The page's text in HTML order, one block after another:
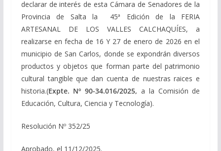
declarar de interés de esta Cámara de Senadores de la
Provincia de Salta la 45ª Edición de la FERIA
ARTESANAL DE LOS VALLES CALCHAQUÍES, a
realizarse en fecha de 16 Y 27 de enero de 2026 en el
municipio de San Carlos, donde se expondrán diversos
productos y objetos que forman parte del patrimonio
cultural tangible que dan cuenta de nuestras raices e
historia.(Expte. Nº 90-34.016/2025, a la Comisión de
Educación, Cultura, Ciencia y Tecnología).
Resolución Nº 352/25
Aprobado, el 11/12/2025.